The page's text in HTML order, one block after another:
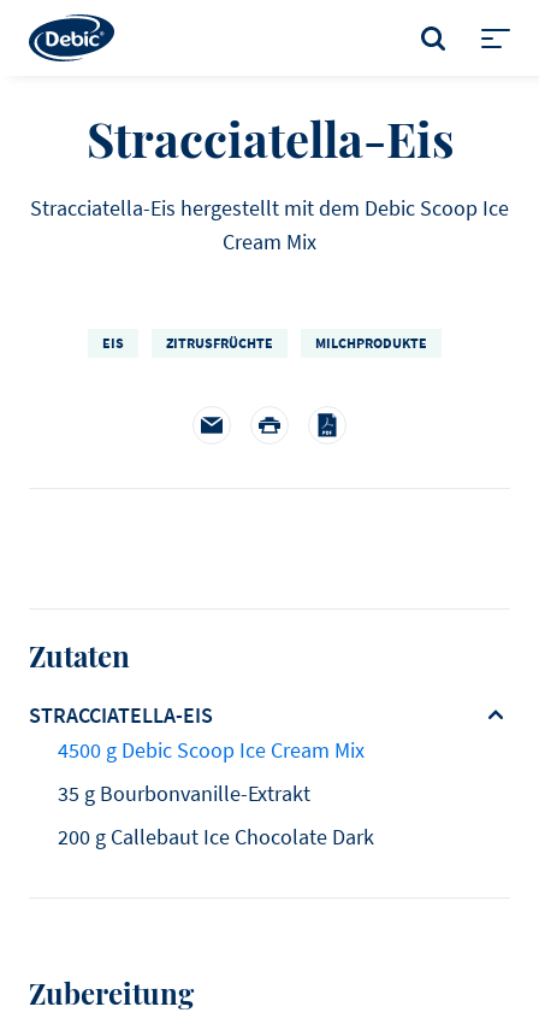
main
SUCHE
Stracciatella-Eis
Stracciatella-Eis hergestellt mit dem Debic Scoop Ice
Cream Mix
EIS ZITRUSFRÜCHTE MILCHPRODUKTE
Zutaten
STRACCIATELLA-EIS
4500 g Debic Scoop Ice Cream Mix
35 g Bourbonvanille-Extrakt
200 g Callebaut Ice Chocolate Dark
Zubereitung